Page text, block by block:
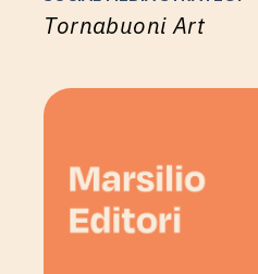
Tornabuoni Art